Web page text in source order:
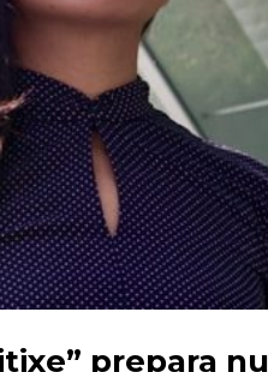
prepara